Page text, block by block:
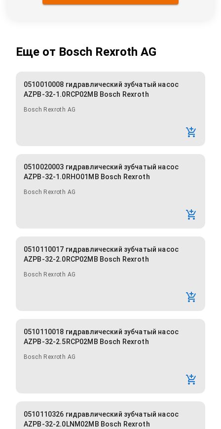
Еще от Bosch Rexroth AG
0510010008 гидравлический зубчатый насос
AZPB-32-1.0RCP02MB Bosch Rexroth
Bosch Rexroth AG
0510020003 гидравлический зубчатый насос
AZPB-32-1.0RHO01MB Bosch Rexroth
Bosch Rexroth AG
0510110017 гидравлический зубчатый насос
AZPB-32-2.0RCP02MB Bosch Rexroth
Bosch Rexroth AG
0510110018 гидравлический зубчатый насос
AZPB-32-2.5RCP02MB Bosch Rexroth
Bosch Rexroth AG
0510110326 гидравлический зубчатый насос
AZPB-32-2.0LNM02MB Bosch Rexroth